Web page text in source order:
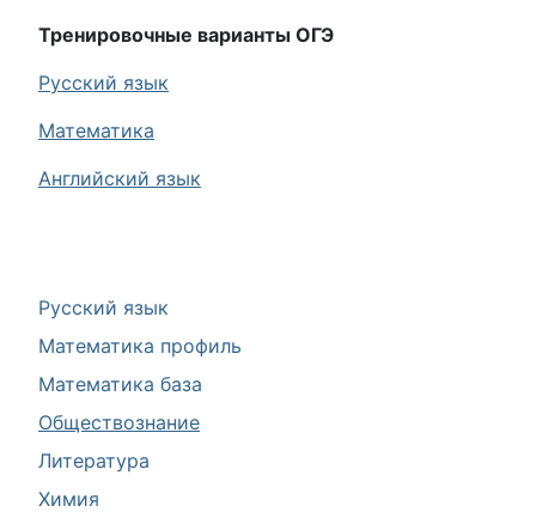
Русский язык
Математика профиль
Математика база
Обществознание
Литература
Химия
Тренировочные варианты ОГЭ
Русский язык
Математика
Английский язык